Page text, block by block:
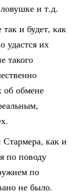
и т.д.
и будет, как
удастся их
такого
об обмене
Стармера, как и
по поводу
по
не было.